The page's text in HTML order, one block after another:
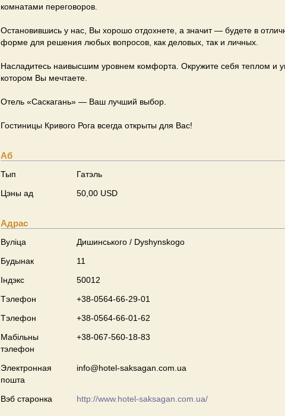
комнатами переговоров.
Остановившись у нас, Вы хорошо отдохнете, а значит — будете в
форме для решения любых вопросов, как деловых, так и личных.
Насладитесь наивысшим уровнем комфорта. Окружите себя теплом и
котором Вы мечтаете.
Отель «Саскагань» — Ваш лучший выбор.
Гостиницы Кривого Рога всегда открыты для Вас!
Аб
Тып
Гатэль
Цэны ад
50,00 USD
Адрас
Вуліца
Дишинського / Dyshynskogo
Будынак
11
Індэкс
50012
Тэлефон
+38-0564-66-29-01
Тэлефон
+38-0564-66-01-62
Мабільны
тэлефон
+38-067-560-18-83
Электронная
пошта
info@hotel-saksagan.com.ua
Вэб старонка http://www.hotel-saksagan.com.ua/